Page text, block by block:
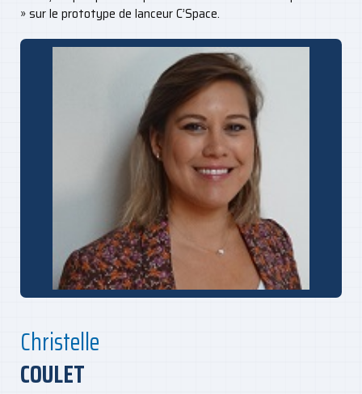
» sur le prototype de lanceur C’Space.
Christelle
COULET